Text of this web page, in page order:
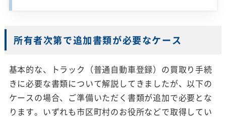
所有者次第で追加書類が必要なケース
基本的な、トラック（普通自動車登録）の買取り手続
きに必要な書類について解説してきましたが、以下の
ケースの場合、ご準備いただく書類が追加で必要とな
ります。いずれも市区町村のお役所などで取得してい